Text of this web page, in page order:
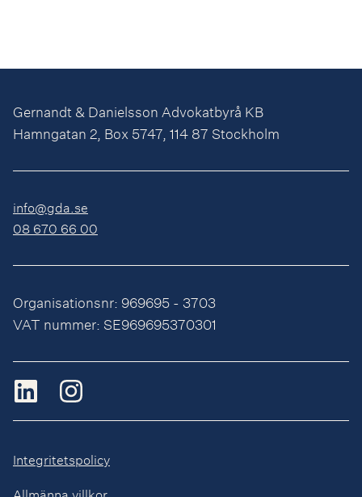
Gernandt & Danielsson Advokatbyrå KB
Hamngatan 2, Box 5747, 114 87 Stockholm
info@gda.se
08 670 66 00
Organisationsnr: 969695 - 3703
VAT nummer: SE969695370301
Integritetspolicy